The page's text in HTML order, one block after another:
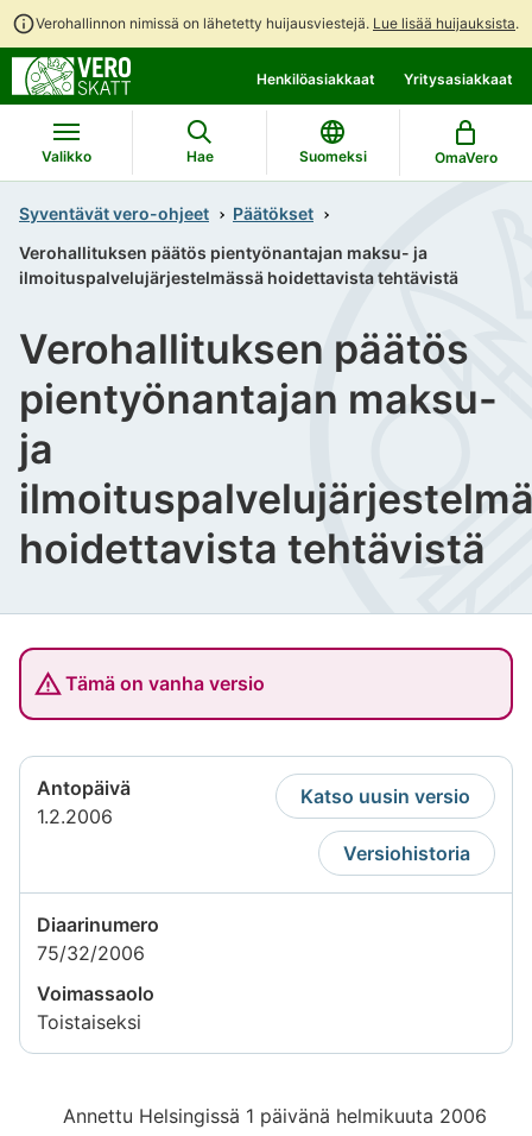
Verohallinnon nimissä on lähetetty huijausviestejä. Lue lisää huijauksista.
suoraan
sisältöön
koko
sivuston
hakuun
Henkilöasiakkaat Yritysasiakkaat
Valikko Hae Suomeksi OmaVero
Syventävät vero-ohjeet
Päätökset
Verohallituksen päätös pientyönantajan maksu- ja
ilmoituspalvelujärjestelmässä hoidettavista tehtävistä
Verohallituksen päätös
pientyönantajan maksu-
ja
hoidettavista tehtävistä
Tämä on vanha versio
Antopäivä
1.2.2006
Katso uusin versio
Versiohistoria
Diaarinumero
75/32/2006
Voimassaolo
Toistaiseksi
Annettu Helsingissä 1 päivänä helmikuuta 2006